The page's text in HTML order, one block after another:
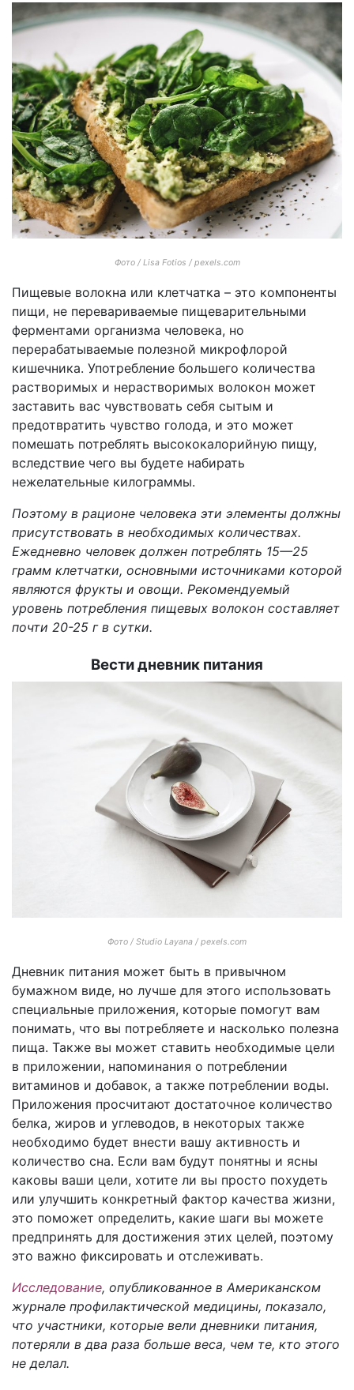
Фото / Lisa Fotios / pexels.com
Пищевые волокна или клетчатка – это компоненты
пищи, не перевариваемые пищеварительными
ферментами организма человека, но
перерабатываемые полезной микрофлорой
кишечника. Употребление большего количества
растворимых и нерастворимых волокон может
заставить вас чувствовать себя сытым и
предотвратить чувство голода, и это может
помешать потреблять высококалорийную пищу,
вследствие чего вы будете набирать
нежелательные килограммы.
Поэтому в рационе человека эти элементы должны
присутствовать в необходимых количествах.
Ежедневно человек должен потреблять 15—25
грамм клетчатки, основными источниками которой
являются фрукты и овощи. Рекомендуемый
уровень потребления пищевых волокон составляет
почти 20-25 г в сутки.
Вести дневник питания
Фото / Studio Layana / pexels.com
Дневник питания может быть в привычном
бумажном виде, но лучше для этого использовать
специальные приложения, которые помогут вам
понимать, что вы потребляете и насколько полезна
пища. Также вы может ставить необходимые цели
в приложении, напоминания о потреблении
витаминов и добавок, а также потреблении воды.
Приложения просчитают достаточное количество
белка, жиров и углеводов, в некоторых также
необходимо будет внести вашу активность и
количество сна. Если вам будут понятны и ясны
каковы ваши цели, хотите ли вы просто похудеть
или улучшить конкретный фактор качества жизни,
это поможет определить, какие шаги вы можете
предпринять для достижения этих целей, поэтому
это важно фиксировать и отслеживать.
Исследование, опубликованное в Американском
журнале профилактической медицины, показало,
что участники, которые вели дневники питания,
потеряли в два раза больше веса, чем те, кто этого
не делал.